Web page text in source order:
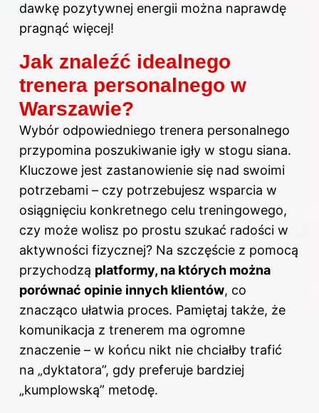
dawkę pozytywnej energii można naprawdę
pragnąć więcej!
Jak znaleźć idealnego
trenera personalnego w
Warszawie?
Wybór odpowiedniego trenera personalnego
przypomina poszukiwanie igły w stogu siana.
Kluczowe jest zastanowienie się nad swoimi
potrzebami – czy potrzebujesz wsparcia w
osiągnięciu konkretnego celu treningowego,
czy może wolisz po prostu szukać radości w
aktywności fizycznej? Na szczęście z pomocą
przychodzą platformy, na których można
porównać opinie innych klientów, co
znacząco ułatwia proces. Pamiętaj także, że
komunikacja z trenerem ma ogromne
znaczenie – w końcu nikt nie chciałby trafić
na „dyktatora”, gdy preferuje bardziej
„kumplowską” metodę.